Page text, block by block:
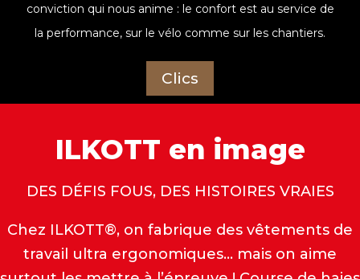
conviction qui nous anime : le confort est au service de
la performance, sur le vélo comme sur les chantiers.
Clics
ILKOTT en image
DES DÉFIS FOUS, DES HISTOIRES VRAIES
Chez ILKOTT®, on fabrique des vêtements de
travail ultra ergonomiques… mais on aime